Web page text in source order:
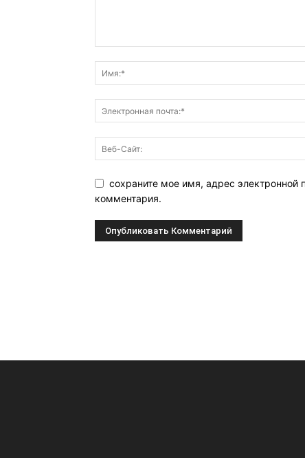
сохраните мое имя, адрес электронной
комментария.